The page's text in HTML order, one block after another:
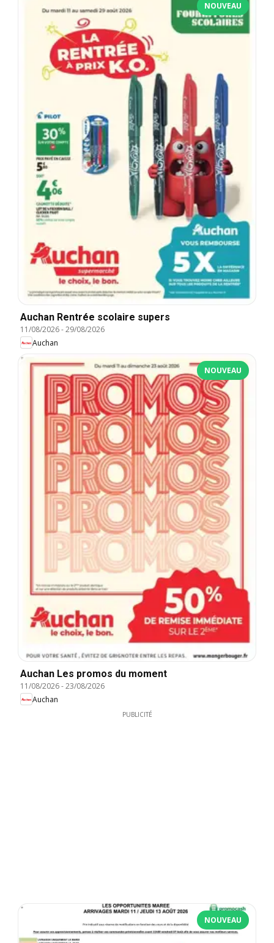
NOUVEAU
Auchan Rentrée scolaire supers
11/08/2026-29/08/2026
Auchan
NOUVEAU
Auchan Les promos du moment
11/08/2026-23/08/2026
Auchan
PUBLICITÉ
NOUVEAU